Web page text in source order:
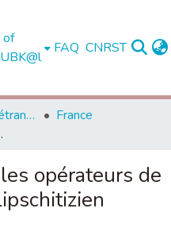
FAQ CNRST
Thèses soutenues à l'étranger
France
lipschitizien
opérateurs de